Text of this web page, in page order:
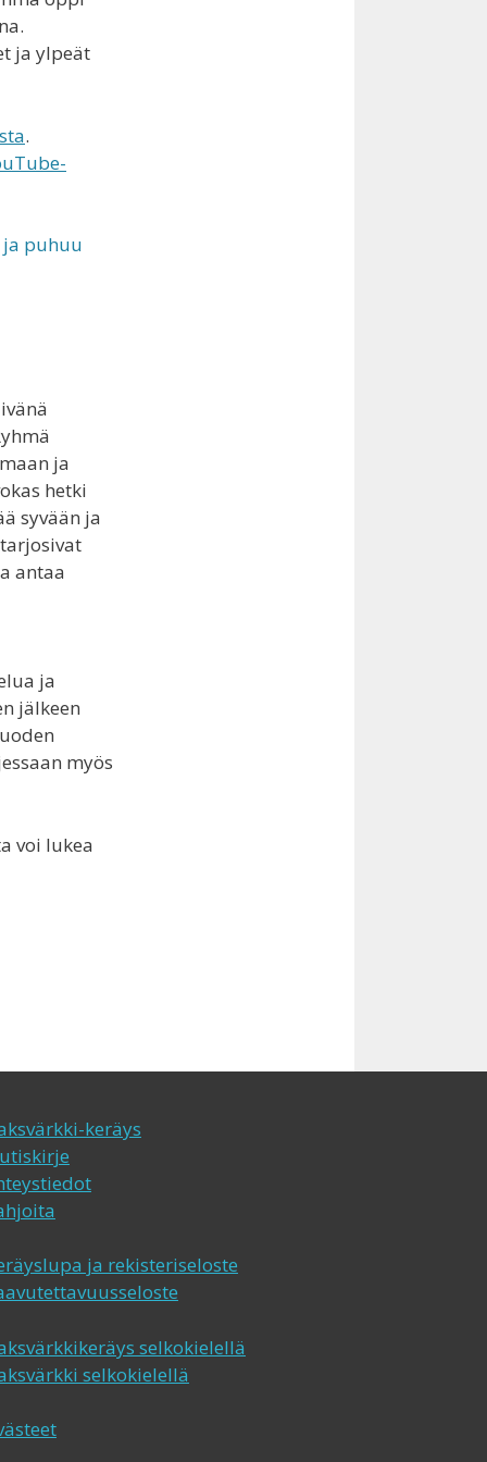
ja ylpeät
.
ja
hetki
syvään ja
antaa
ja
jälkeen
myös
voi lukea
keräys
ja rekisteriseloste
selkokielellä
selkokielellä